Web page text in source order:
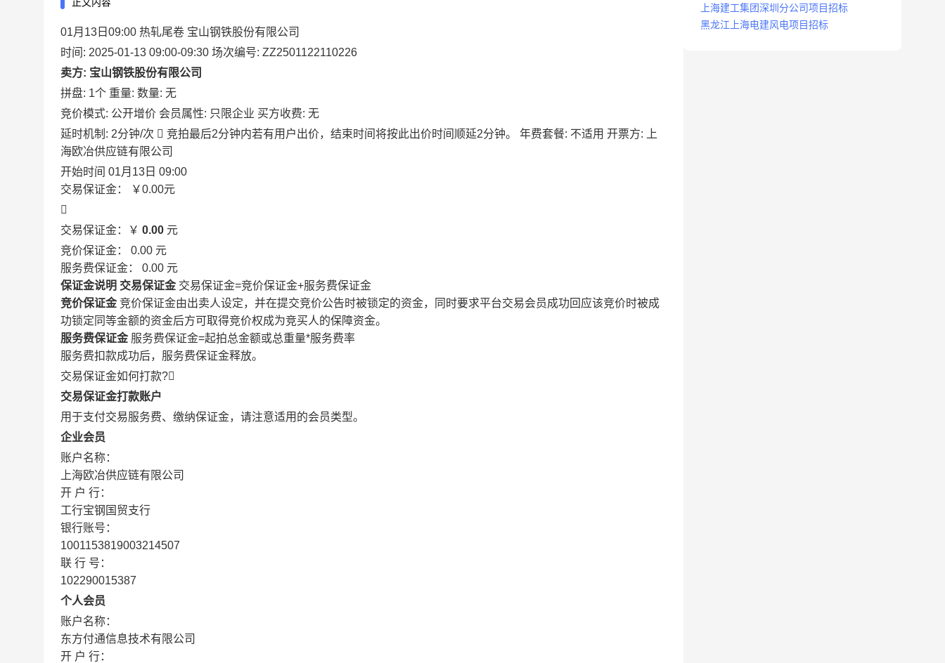
正文内容
01月13日09:00 热轧尾卷 宝山钢铁股份有限公司
时间: 2025-01-13 09:00-09:30 场次编号: ZZ2501122110226
卖方: 宝山钢铁股份有限公司
拼盘: 1个 重量: 数量: 无
竞价模式: 公开增价 会员属性: 只限企业 买方收费: 无
延时机制: 2分钟/次  竞拍最后2分钟内若有用户出价，结束时间将按此出价时间顺延2分钟。 年费套餐: 不适用 开票方: 上
海欧冶供应链有限公司
开始时间 01月13日 09:00
交易保证金：
￥0.00元

交易保证金：￥ 0.00 元
竞价保证金： 0.00 元
服务费保证金： 0.00 元
保证金说明 交易保证金 交易保证金=竞价保证金+服务费保证金
竞价保证金 竞价保证金由出卖人设定，并在提交竞价公告时被锁定的资金，同时要求平台交易会员成功回应该竞价时被成
功锁定同等金额的资金后方可取得竞价权成为竞买人的保障资金。
服务费保证金 服务费保证金=起拍总金额或总重量*服务费率
服务费扣款成功后，服务费保证金释放。
交易保证金如何打款?
交易保证金打款账户
用于支付交易服务费、缴纳保证金，请注意适用的会员类型。
企业会员
账户名称：
上海欧冶供应链有限公司
开 户 行：
工行宝钢国贸支行
银行账号：
1001153819003214507
联 行 号：
102290015387
个人会员
账户名称：
东方付通信息技术有限公司
开 户 行：
上海建工集团深圳分公司项目招标
黑龙江上海电建风电项目招标